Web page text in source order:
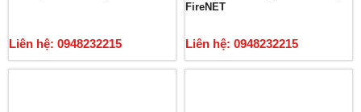
Liên hệ: 0948232215
FireNET
Liên hệ: 0948232215